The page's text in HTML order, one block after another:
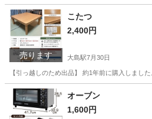
売ります
こたつ
2,400円
大島駅7月30日
【引っ越しのため出品】 約1年前に購入しまし
東京 江東区 大島駅
オーブン
1,600円